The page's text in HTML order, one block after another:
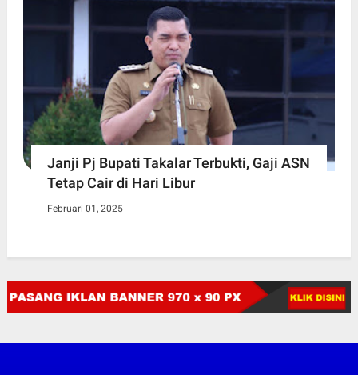
Janji Pj Bupati Takalar Terbukti, Gaji ASN
Tetap Cair di Hari Libur
Februari 01, 2025